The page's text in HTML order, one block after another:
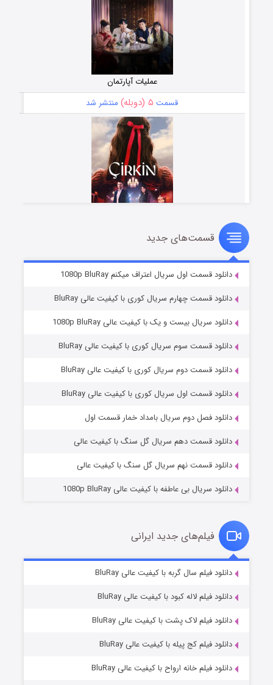
عملیات آپارتمان
قسمت ۵ (دوبله) منتشر شد
سریال زشت
قسمت۲ (زیرنویس) منتشر شد
مردگان متحرک: شهر مرده ۳
قسمت۲ (زیرنویس) منتشر شد
قسمت۷ (زیرنویس) منتشر شد
قسمت‌های جدید
دانلود قسمت اول سریال اعتراف میکنم 1080p BluRay
دانلود قسمت چهارم سریال کوری با کیفیت عالی BluRay
دانلود سریال بیست و یک با کیفیت عالی 1080p BluRay
دانلود قسمت سوم سریال کوری با کیفیت عالی BluRay
دانلود قسمت دوم سریال کوری با کیفیت عالی BluRay
دانلود قسمت اول سریال کوری با کیفیت عالی BluRay
دانلود فصل دوم سریال بامداد خمار قسمت اول
دانلود قسمت دهم سریال گل سنگ با کیفیت عالی
دانلود قسمت نهم سریال گل سنگ با کیفیت عالی
دانلود سریال بی عاطفه با کیفیت عالی 1080p BluRay
فیلم‌های جدید ایرانی
دانلود فیلم سال گربه با کیفیت عالی BluRay
دانلود فیلم لاله کبود با کیفیت عالی BluRay
دانلود فیلم لاک پشت با کیفیت عالی BluRay
دانلود فیلم کج‌ پیله با کیفیت عالی BluRay
دانلود فیلم خانه ارواح با کیفیت عالی BluRay